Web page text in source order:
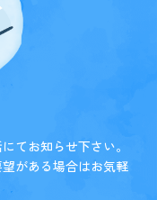
てお知らせ下さい。
がある場合はお気軽